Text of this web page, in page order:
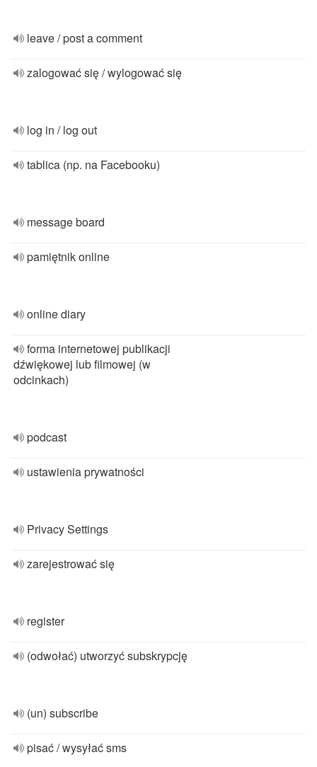
leave / post a comment
zalogować się / wylogować się
log in / log out
tablica (np. na Facebooku)
message board
pamiętnik online
online diary
forma internetowej publikacji
dźwiękowej lub filmowej (w
odcinkach)
podcast
ustawienia prywatności
Privacy Settings
zarejestrować się
register
(odwołać) utworzyć subskrypcję
(un) subscribe
pisać / wysyłać sms